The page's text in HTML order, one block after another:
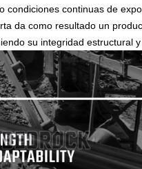
continuas de
da como resultado un
su integridad estructural